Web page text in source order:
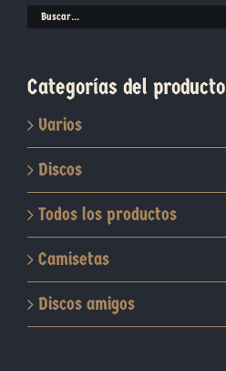
de
Categorías del producto
Varios
Discos
Todos los productos
Camisetas
Discos amigos